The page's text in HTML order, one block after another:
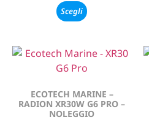
Scegli
ECOTECH MARINE –
RADION XR30W G6 PRO –
NOLEGGIO